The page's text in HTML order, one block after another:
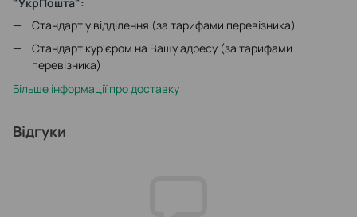
Стандарт у відділення (за тарифами перевізника)
Стандарт кур'єром на Вашу адресу (за тарифами
перевізника)
Більше інформації про доставку
Відгуки